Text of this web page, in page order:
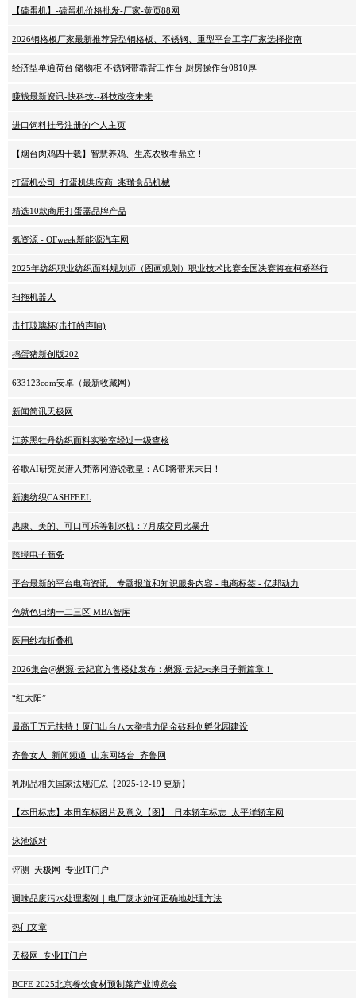
【磕蛋机】-磕蛋机价格批发-厂家-黄页88网
2026钢格板厂家最新推荐异型钢格板、不锈钢、重型平台工字厂家选择指南
经济型单通荷台 储物柜 不锈钢带靠背工作台 厨房操作台0810厚
赚钱最新资讯-快科技--科技改变未来
进口饲料挂号注册的个人主页
【烟台肉鸡四十载】智慧养鸡、生态农牧看鼎立！
打蛋机公司_打蛋机供应商_兆瑞食品机械
精选10款商用打蛋器品牌产品
氢资源 - OFweek新能源汽车网
2025年纺织职业纺织面料规划师（图画规划）职业技术比赛全国决赛将在柯桥举行
扫拖机器人
击打玻璃杯(击打的声响)
捣蛋猪新创版202
633123com安卓（最新收藏网）
新闻简讯天极网
江苏黑牡丹纺织面料实验室经过一级查核
谷歌AI研究员潜入梵蒂冈游说教皇：AGI将带来末日！
新澳纺织CASHFEEL
惠康、美的、可口可乐等制冰机：7月成交同比暴升
跨境电子商务
平台最新的平台电商资讯、专题报道和知识服务内容 - 电商标签 - 亿邦动力
色就色归纳一二三区 MBA智库
医用纱布折叠机
2026集合@懋源·云紀官方售楼处发布：懋源·云紀未来日子新篇章！
“红太阳”
最高千万元扶持！厦门出台八大举措力促金砖科创孵化园建设
齐鲁女人_新闻频道_山东网络台_齐鲁网
乳制品相关国家法规汇总【2025-12-19 更新】
【本田标志】本田车标图片及意义【图】_日本轿车标志_太平洋轿车网
泳池派对
评测_天极网_专业IT门户
调味品废污水处理案例｜电厂废水如何正确地处理方法
热门文章
天极网_专业IT门户
BCFE 2025北京餐饮食材预制菜产业博览会